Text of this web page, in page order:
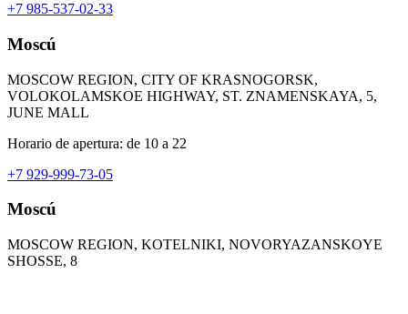
+7 985-537-02-33
Moscú
MOSCOW REGION, CITY OF KRASNOGORSK,
VOLOKOLAMSKOE HIGHWAY, ST. ZNAMENSKAYA, 5,
JUNE MALL
Horario de apertura: de 10 a 22
+7 929-999-73-05
Moscú
MOSCOW REGION, KOTELNIKI, NOVORYAZANSKOYE
SHOSSE, 8